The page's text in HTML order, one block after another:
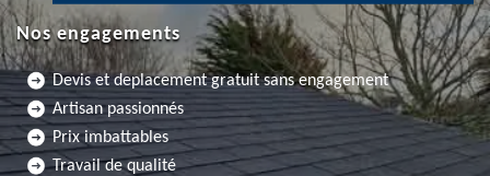
Nos engagements
Devis et deplacement gratuit sans engagement
Artisan passionnés
Prix imbattables
Travail de qualité